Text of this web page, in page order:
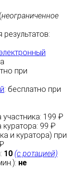
(неограниченное
при
: бесплатно при
199 ₽
99 ₽
и куратора) при
10 (с ротацией)
не